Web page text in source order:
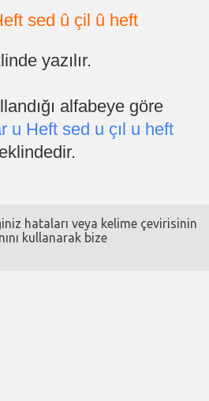
sed û çil û heft
yazılır.
alfabeye göre
u Heft sed u çıl u heft
hataları veya kelime çevirisinin
kullanarak bize